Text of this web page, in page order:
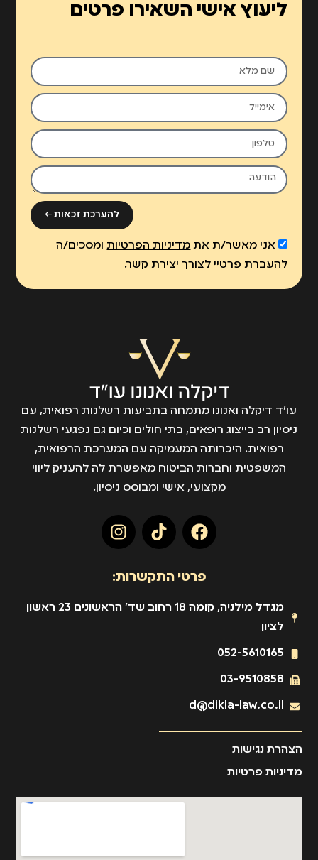
ליעוץ אישי השאירו פרטים
אני מאשר/ת את מדיניות הפרטיותומסכים/ה
להעברת פרטיי לצורך יצירת קשר.
להערכת זכאות ←
עו״ד דיקלה ואנונו מתמחה בתביעות רשלנות רפואית, עם
ניסיון רב בייצוג רופאים, בתי חולים וכיום גם נפגעי רשלנות
רפואית. היכרותה המעמיקה עם המערכת הרפואית,
המשפטית וחברות הביטוח מאפשרת לה להעניק ליווי
מקצועי, אישי ומבוסס ניסיון.
פרטי התקשרות:
מגדל מילניה, קומה 18 רחוב שד' הראשונים 23 ראשון
לציון
052-5610165
03-9510858
d@dikla-law.co.il
הצהרת נגישות
מדיניות פרטיות